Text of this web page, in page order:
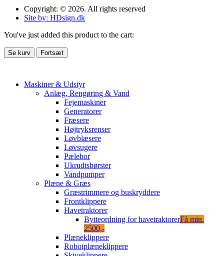
Copyright: © 2026. All rights reserved
Site by: HDsign.dk
You've just added this product to the cart:
Se kurv Fortsæt
Maskiner & Udstyr
Anlæg, Rengøring & Vand
Fejemaskiner
Generatorer
Fræsere
Højtryksrenser
Løvblæsere
Løvsugere
Pælebor
Ukrudtsbørster
Vandpumper
Plæne & Græs
Græstrimmere og buskryddere
Frontklippere
Havetraktorer
Bytteordning for havetraktorerFå min.
2500,-
Plæneklippere
Robotplæneklippere